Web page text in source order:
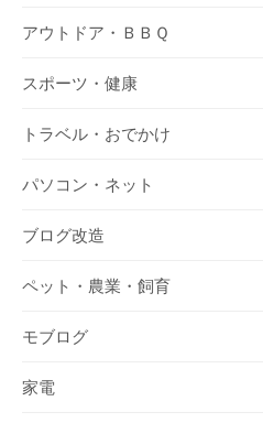
アウトドア・ＢＢＱ
スポーツ・健康
トラベル・おでかけ
パソコン・ネット
ブログ改造
ペット・農業・飼育
モブログ
家電